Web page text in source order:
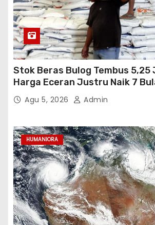
Stok Beras Bulog Tembus 5,25
Harga Eceran Justru Naik 7
TurutAgu 5, 2026 Admin
HUMANIORA